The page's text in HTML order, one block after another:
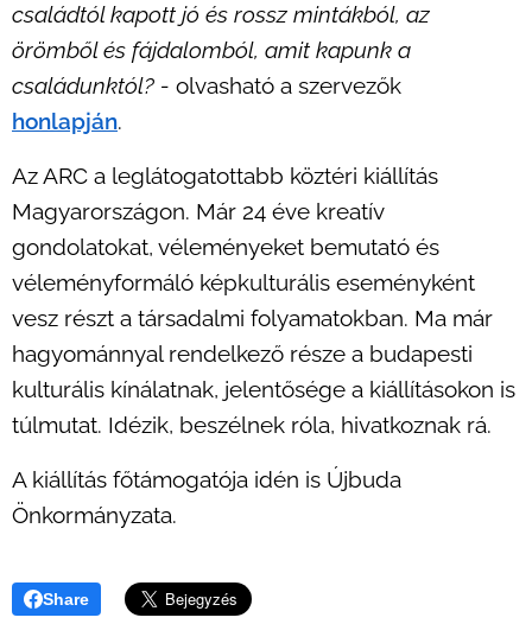
családtól kapott jó és rossz mintákból, az
örömből és fájdalomból, amit kapunk a
családunktól? - olvasható a szervezők
honlapján.
Az ARC a leglátogatottabb köztéri kiállítás
Magyarországon. Már 24 éve kreatív
gondolatokat, véleményeket bemutató és
véleményformáló képkulturális eseményként
vesz részt a társadalmi folyamatokban. Ma már
hagyománnyal rendelkező része a budapesti
kulturális kínálatnak, jelentősége a kiállításokon is
túlmutat. Idézik, beszélnek róla, hivatkoznak rá.
A kiállítás főtámogatója idén is Újbuda
Önkormányzata.
Share